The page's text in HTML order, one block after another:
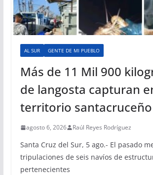
AL SUR GENTE DE MI PUEBLO
Más de 11 Mil 900
de langosta capturan
territorio santacruceño
agosto 6, 2026 Raúl Reyes Rodríguez
Santa Cruz del Sur, 5 ago.- El pasado
tripulaciones de seis navíos de
pertenecientes